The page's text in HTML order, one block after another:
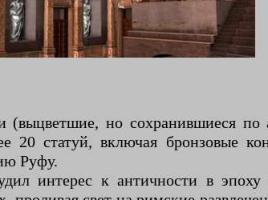
но сохранившиеся по
20 статуй, включая бронзовые
Руфу.
интерес к античности в